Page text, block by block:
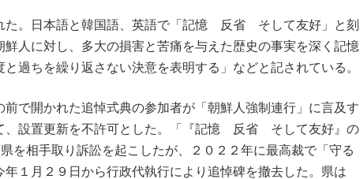
た。日本語と韓国語、英語で「記憶 反省 そして友好」と刻
鮮人に対し、多大の損害と苦痛を与えた歴史の事実を深く記憶
過ちを繰り返さない決意を表明する」などと記されている。
で開かれた追悼式典の参加者が「朝鮮人強制連行」に言及す
、設置更新を不許可とした。「『記憶 反省 そして友好』の
を相手取り訴訟を起こしたが、２０２２年に最高裁で「守る
１月２９日から行政代執行により追悼碑を撤去した。県は